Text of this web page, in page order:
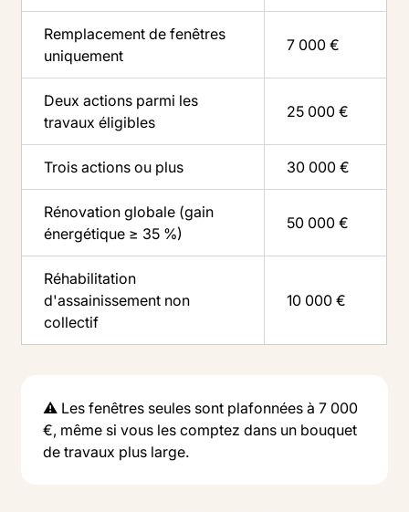
Remplacement de fenêtres
uniquement
7 000 €
Deux actions parmi les
travaux éligibles
25 000 €
Trois actions ou plus 30 000 €
Rénovation globale (gain
énergétique ≥ 35 %)
50 000 €
Réhabilitation
d'assainissement non
collectif
10 000 €
⚠️ Les fenêtres seules sont plafonnées à 7 000
€, même si vous les comptez dans un bouquet
de travaux plus large.